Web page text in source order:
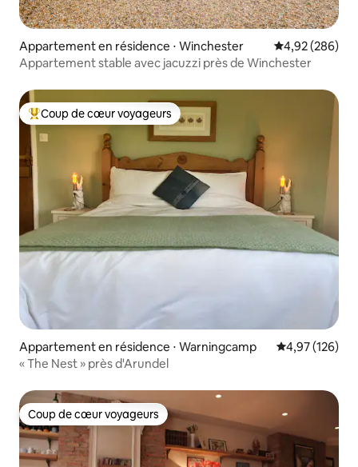
Appartement en résidence ⋅ Winchester Évaluation
4,92 (286)
Appartement stable avec jacuzzi près de Winchester
Coups de cœur voyageurs les plus appréciés
Coup de cœur voyageurs
Appartement en résidence ⋅ Warningcamp Évaluation
4,97 (126)
« The Nest » près d'Arundel
Coup de cœur voyageurs
Coup de cœur voyageurs